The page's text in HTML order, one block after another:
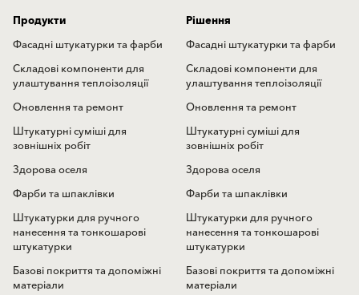
Продукти
Фасадні штукатурки та фарби
Складові компоненти для
улаштування теплоізоляції
Оновлення та ремонт
Штукатурні суміші для
зовнішніх робіт
Здорова оселя
Фарби та шпаклівки
Штукатурки для ручного
нанесення та тонкошарові
штукатурки
Базові покриття та допоміжні
матеріали
Рішення
Фасадні штукатурки та фарби
Складові компоненти для
улаштування теплоізоляції
Оновлення та ремонт
Штукатурні суміші для
зовнішніх робіт
Здорова оселя
Фарби та шпаклівки
Штукатурки для ручного
нанесення та тонкошарові
штукатурки
Базові покриття та допоміжні
матеріали